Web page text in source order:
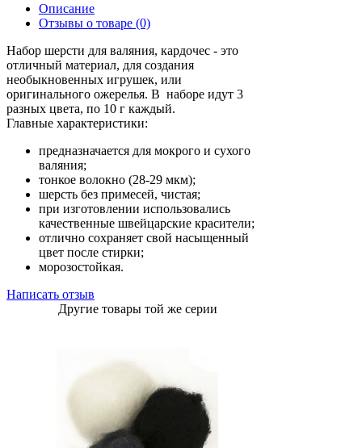
Описание
Отзывы о товаре (0)
Набор шерсти для валяния, кардочес - это
отличный материал, для создания
необыкновенных игрушек, или
оригинального ожерелья. В наборе идут 3
разных цвета, по 10 г каждый.
Главные характеристики:
предназначается для мокрого и сухого
валяния;
тонкое волокно (28-29 мкм);
шерсть без примесей, чистая;
при изготовлении использовались
качественные швейцарские красители;
отлично сохраняет свой насыщенный
цвет после стирки;
морозостойкая.
Написать отзыв
Другие товары той же серии